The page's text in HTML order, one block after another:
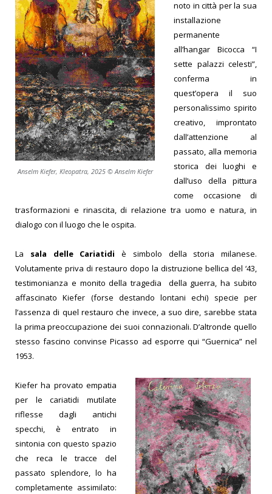
Anselm Kiefer, Kleopatra, 2025 © Anselm Kiefer
noto in città per la sua
installazione
permanente
all’hangar Bicocca “I
sette palazzi celesti”,
conferma in
quest’opera il suo
personalissimo spirito
creativo, improntato
dall’attenzione al
passato, alla memoria
storica dei luoghi e
dall’uso della pittura
come occasione di
trasformazioni e rinascita, di relazione tra uomo e natura, in
dialogo con il luogo che le ospita.
La sala delle Cariatidi è simbolo della storia milanese.
Volutamente priva di restauro dopo la distruzione bellica del ‘43,
testimonianza e monito della tragedia della guerra, ha subito
affascinato Kiefer (forse destando lontani echi) specie per
l’assenza di quel restauro che invece, a suo dire, sarebbe stata
la prima preoccupazione dei suoi connazionali. D’altronde quello
stesso fascino convinse Picasso ad esporre qui “Guernica” nel
1953.
Kiefer ha provato empatia
per le cariatidi mutilate
riflesse dagli antichi
specchi, è entrato in
sintonia con questo spazio
che reca le tracce del
passato splendore, lo ha
completamente assimilato: